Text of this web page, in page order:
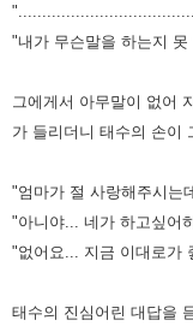
"내가 무슨말을 하는지
그에게서 아무말이 없어
가 들리더니 태수의 손이
"엄마가 절 사랑해주시는
"아니야... 네가 하고싶어
"없어요... 지금 이대로가
태수의 진심어린 대답을